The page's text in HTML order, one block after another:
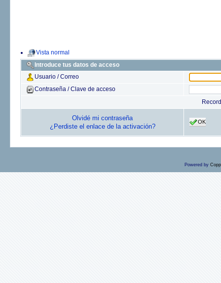
Vista normal
Introduce tus datos de acceso
Usuario / Correo
Contraseña / Clave de acceso
Olvidé mi contraseña
¿Perdiste el enlace de la activación?
OK
Powered by